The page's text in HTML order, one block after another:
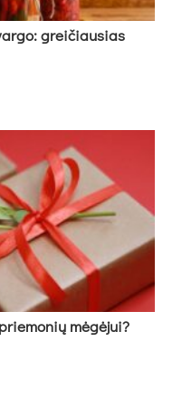
greičiausias
mėgėjui?